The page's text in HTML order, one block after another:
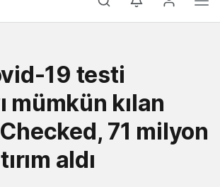
19 testi
mümkün kılan
71 milyon
aldı